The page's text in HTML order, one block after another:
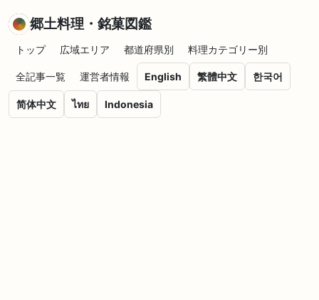
郷土料理・銘菓図鑑
トップ 広域エリア 都道府県別 料理カテゴリー別
全記事一覧 運営者情報 English 繁體中文 한국어
简体中文 ไทย Indonesia